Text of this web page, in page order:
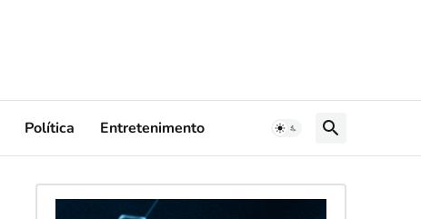
Política Entretenimento